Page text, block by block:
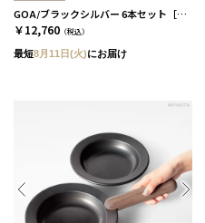
GOA/ブラックシルバー 6本セット［クチポール］
￥12,760 （税込）
最短8月11日(火)にお届け